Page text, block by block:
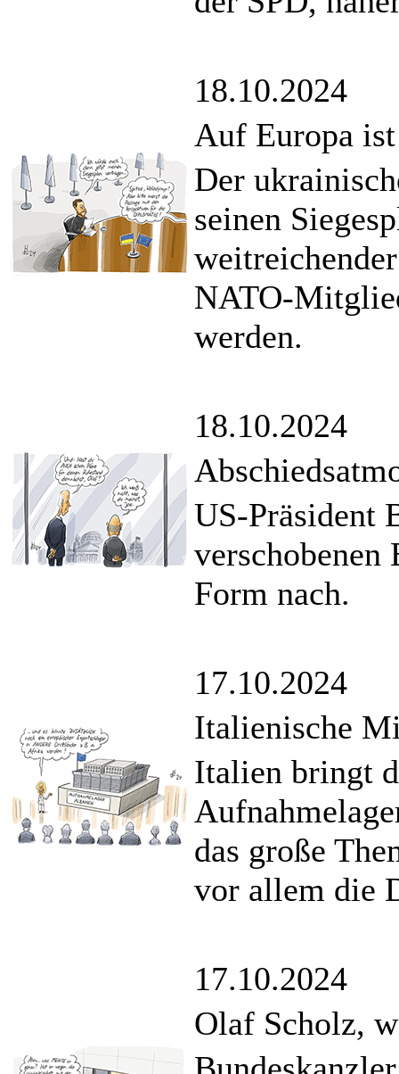
18.10.2024
Auf Europa
Der
seinen
NATO-
werden.
18.10.2024
US-Präsident
Form nach.
17.10.2024
Italienische
Italien bringt
das große
vor allem die
17.10.2024
Olaf Scholz,